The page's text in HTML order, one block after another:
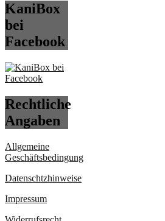
KaniBox
bei
Facebook
Rechtliche
Angaben
Allgemeine
Geschäftsbedingung
Datenschtzhinweise
Impressum